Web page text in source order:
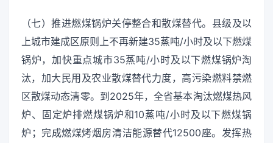
（七）推进燃煤锅炉关停整合和散煤替代。县级及以
上城市建成区原则上不再新建35蒸吨/小时及以下燃煤
锅炉，加快重点城市35蒸吨/小时及以下燃煤锅炉淘
汰，加大民用及农业散煤替代力度，高污染燃料禁燃
区散煤动态清零。到2025年，全省基本淘汰燃煤热风
炉、固定炉排燃煤锅炉和10蒸吨/小时及以下燃煤锅
炉；完成燃煤烤烟房清洁能源替代12500座。发挥热